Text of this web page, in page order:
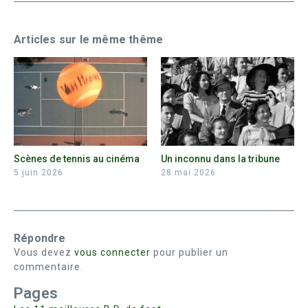
Articles sur le même thême
Scènes de tennis au cinéma
5 juin 2026
Un inconnu dans la tribune
28 mai 2026
Répondre
Vous devez vous connecter pour publier un
commentaire.
Pages